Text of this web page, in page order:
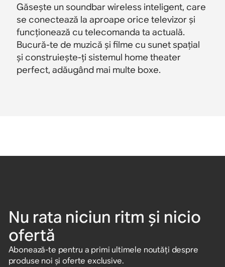
Găsește un soundbar wireless inteligent, care
se conectează la aproape orice televizor și
funcționează cu telecomanda ta actuală.
Bucură-te de muzică și filme cu sunet spațial
și construiește-ți sistemul home theater
perfect, adăugând mai multe boxe.
Nu rata niciun ritm și nicio
ofertă
Abonează-te pentru a primi ultimele noutăți despre
produse noi și oferte exclusive.